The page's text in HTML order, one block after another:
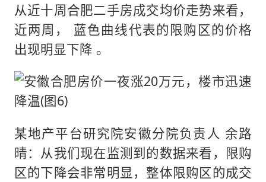
从近十周合肥二手房成交均价走势来看，
近两周， 蓝色曲线代表的限购区的价格
出现明显下降 。
某地产平台研究院安徽分院负责人 余路
晴：从我们现在监测到的数据来看，限购
区的下降会非常明显，整体限购区的成交